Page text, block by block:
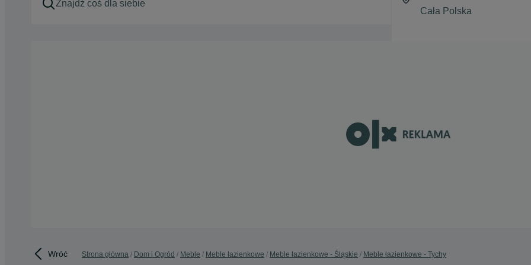
Wróć Strona główna Dom i Ogród Meble Meble łazienkowe Meble łazienkowe - Śląskie Meble łazienkowe - Tychy